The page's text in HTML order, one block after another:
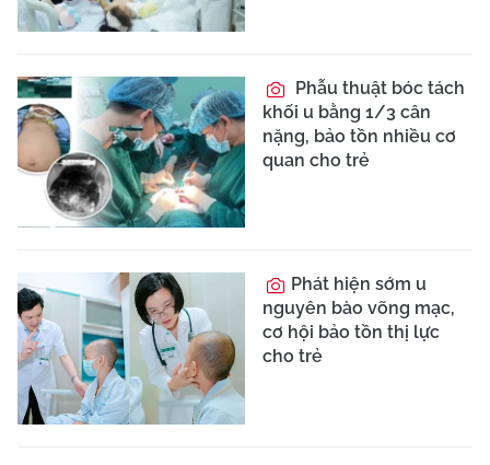
Nhai kẹo cao su có
đường giúp giảm huyết
áp?
Melatonin: Hormone
giúp ngủ và giảm đau
mãn tính hiệu quả